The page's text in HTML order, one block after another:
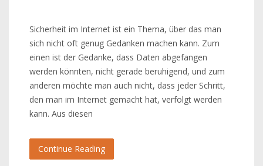
Sicherheit im Internet ist ein Thema, über das man
sich nicht oft genug Gedanken machen kann. Zum
einen ist der Gedanke, dass Daten abgefangen
werden könnten, nicht gerade beruhigend, und zum
anderen möchte man auch nicht, dass jeder Schritt,
den man im Internet gemacht hat, verfolgt werden
kann. Aus diesen
Continue Reading